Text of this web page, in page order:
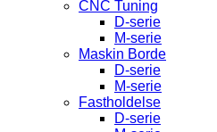
CNC Tuning
D-serie
M-serie
Maskin Borde
D-serie
M-serie
Fastholdelse
D-serie